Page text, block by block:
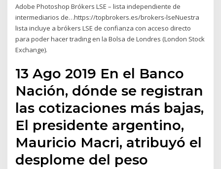
Adobe Photoshop Brókers LSE – lista independiente de
intermediarios de…https://topbrokers.es/brokers-lseNuestra
lista incluye a brókers LSE de confianza con acceso directo
para poder hacer trading en la Bolsa de Londres (London Stock
Exchange).
13 Ago 2019 En el Banco
Nación, dónde se registran
las cotizaciones más bajas,
El presidente argentino,
Mauricio Macri, atribuyó el
desplome del peso